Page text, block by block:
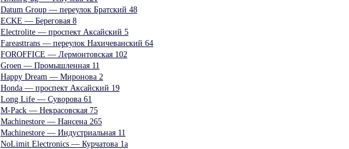
Datum Group — переулок Братский 48
ECKE — Береговая 8
Electrolite — проспект Аксайский 5
Fareasttrans — переулок Нахичеванский 64
FOROFFICE — Лермонтовская 102
Groen — Промышленная 11
Happy Dream — Миронова 2
Honda — проспект Аксайский 19
Long Life — Суворова 61
M-Pack — Некрасовская 75
Machinestore — Нансена 265
Machinestore — Индустриальная 11
NoLimit Electronics — Курчатова 1а